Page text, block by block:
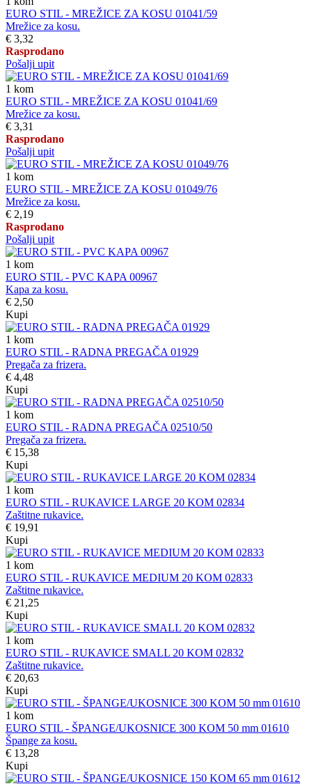
EURO STIL - MREŽICE ZA KOSU 01041/59
Mrežice za kosu.
€ 3,32
Rasprodano
Pošalji upit
1 kom
EURO STIL - MREŽICE ZA KOSU 01041/69
Mrežice za kosu.
€ 3,31
Rasprodano
Pošalji upit
1 kom
EURO STIL - MREŽICE ZA KOSU 01049/76
Mrežice za kosu.
€ 2,19
Rasprodano
Pošalji upit
1 kom
EURO STIL - PVC KAPA 00967
Kapa za kosu.
€ 2,50
Kupi
1 kom
EURO STIL - RADNA PREGAČA 01929
Pregača za frizera.
€ 4,48
Kupi
1 kom
EURO STIL - RADNA PREGAČA 02510/50
Pregača za frizera.
€ 15,38
Kupi
1 kom
EURO STIL - RUKAVICE LARGE 20 KOM 02834
Zaštitne rukavice.
€ 19,91
Kupi
1 kom
EURO STIL - RUKAVICE MEDIUM 20 KOM 02833
Zaštitne rukavice.
€ 21,25
Kupi
1 kom
EURO STIL - RUKAVICE SMALL 20 KOM 02832
Zaštitne rukavice.
€ 20,63
Kupi
1 kom
EURO STIL - ŠPANGE/UKOSNICE 300 KOM 50 mm 01610
Špange za kosu.
€ 13,28
Kupi